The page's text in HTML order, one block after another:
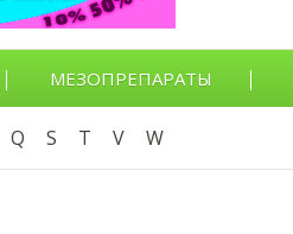
МЕЗОПРЕПАРАТЫ
Q S T V W